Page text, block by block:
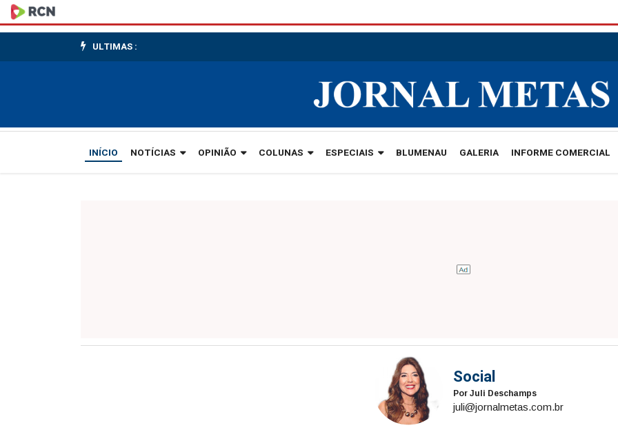
Noite
de
Gala
ULTIMAS :
INÍCIO NOTÍCIAS OPINIÃO COLUNAS ESPECIAIS BLUMENAU GALERIA INFORME COMERCIAL
Social
Por Juli Deschamps
juli@jornalmetas.com.br